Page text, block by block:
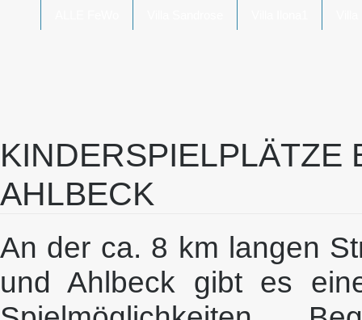
KINDERSPIELPLÄTZE
AHLBECK
An der ca. 8 km langen
und Ahlbeck gibt es